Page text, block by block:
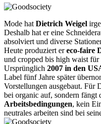
Mode hat Dietrich Weigel
Deshalb hat er eine
absolviert und diverse
Heute produziert ereco-faire
und cropped bis high waist
Ursprünglich 2007 in den
Label fünf Jahre später
Vorstellungen ausgebaut. Für
bei organic auf, sondern fängt
Arbeitsbedingungen, kein
neutrales arbeiten sind bei